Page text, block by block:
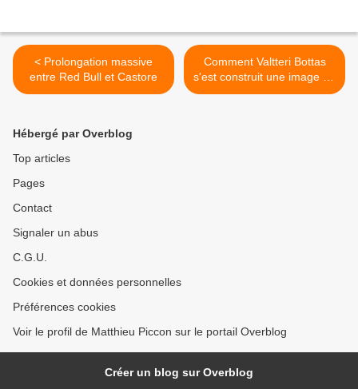
< Prolongation massive
entre Red Bull et Castore
Comment Valtteri Bottas
s'est construit une image de
marque personnelle >
Hébergé par Overblog
Top articles
Pages
Contact
Signaler un abus
C.G.U.
Cookies et données personnelles
Préférences cookies
Voir le profil de Matthieu Piccon sur le portail Overblog
Créer un blog sur Overblog